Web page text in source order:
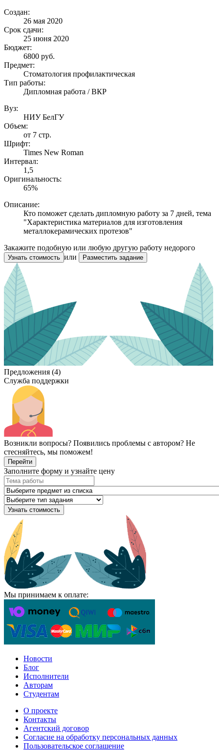
Создан:
26 мая 2020
Срок сдачи:
25 июня 2020
Бюджет:
6800 руб.
Предмет:
Стоматология профилактическая
Тип работы:
Дипломная работа / ВКР
Вуз:
НИУ БелГУ
Объем:
от 7 стр.
Шрифт:
Times New Roman
Интервал:
1,5
Оригинальность:
65%
Описание:
Кто поможет сделать дипломную работу за 7 дней, тема
"Характеристика материалов для изготовления
металлокерамических протезов"
Закажите подобную или любую другую работу недорого
Узнать стоимость или Разместить задание
Предложения (4)
Служба поддержки
Возникли вопросы? Появились проблемы с автором? Не
стесняйтесь, мы поможем!
Перейти
Заполните форму и узнайте цену
Узнать стоимость
Мы принимаем к оплате:
Новости
Блог
Исполнители
Авторам
Студентам
О проекте
Контакты
Агентский договор
Согласие на обработку персональных данных
Пользовательское соглашение